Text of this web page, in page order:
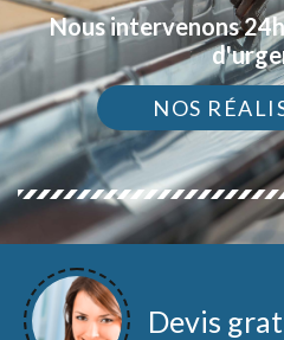
Nous intervenons
NOS
Devis